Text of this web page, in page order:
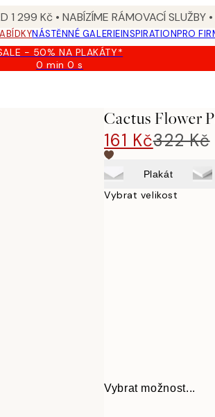
1 299 Kč • NABÍZÍME RÁMOVACÍ SLUŽBY
NÁSTĚNNÉ GALERIEINSPIRATIONPRO
- 50% NA PLAKÁTY*
0 min0 s
Platné
Cactus Flower
161 Kč322 Kč
Plakát
Vybrat velikost
Vybrat možnost...